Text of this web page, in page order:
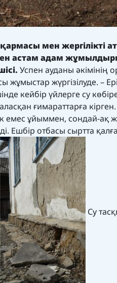
мен жергілікті
астам адам
Успен ауданы әкімінің
жүргізілуде. –
кейбір үйлерге су
ғимараттарға
ұйыммен, сондай-ақ
Ешбір отбасы сыртта
Су